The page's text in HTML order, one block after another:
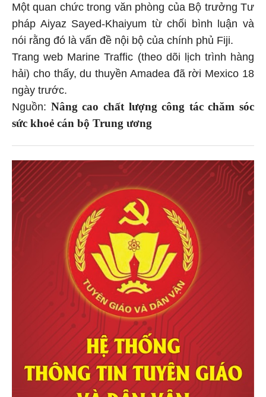
Một quan chức trong văn phòng của Bộ trưởng Tư
pháp Aiyaz Sayed-Khaiyum từ chối bình luận và
nói rằng đó là vấn đề nội bộ của chính phủ Fiji.
Trang web Marine Traffic (theo dõi lịch trình hàng
hải) cho thấy, du thuyền Amadea đã rời Mexico 18
ngày trước.
Nguồn: Nâng cao chất lượng công tác chăm sóc
sức khoẻ cán bộ Trung ương